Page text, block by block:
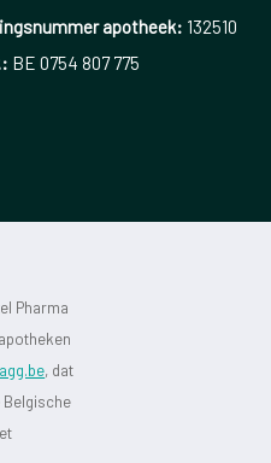
apotheek: 132510
BE 0754 807 775
Pharma
, dat
Belgische